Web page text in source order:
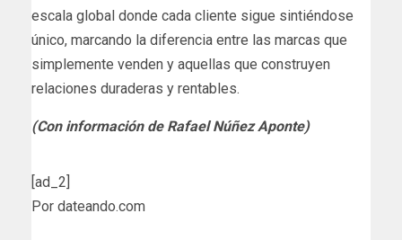
escala global donde cada cliente sigue sintiéndose
único, marcando la diferencia entre las marcas que
simplemente venden y aquellas que construyen
relaciones duraderas y rentables.
(Con información de Rafael Núñez Aponte)
[ad_2]
Por dateando.com